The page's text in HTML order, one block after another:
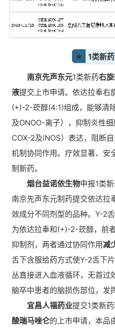
★ 1类新
南京先声东元1类新药右
液提交上市申请。依达拉奉右
(+)-2-莰醇(4:1)组成，能够清
及ONOO-离子），抑制炎性
COX-2及iNOS）表达，阻断
机制协同作用。疗效显著、安
制新药。
烟台益诺依生物申报1类
南京先声东元制药提交依达拉
效成分不同剂型的品种。Y-2
为依达拉奉和(+)-2-莰醇，前
抑制剂，两者通过协同作用减
舌下含服给药方式使Y-2舌下
丛直接进入血液循环，无首过
脑卒中患者的脑损伤部位，发
宜昌人福药业提交1类新药
酸瑞马唑仑的上市申请，本品